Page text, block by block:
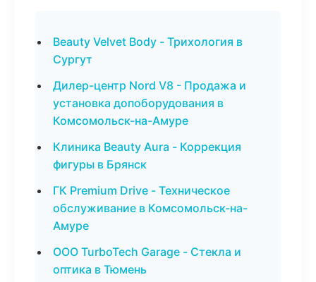
Beauty Velvet Body - Трихология в
Сургут
Дилер-центр Nord V8 - Продажа и
установка допоборудования в
Комсомольск-на-Амуре
Клиника Beauty Aura - Коррекция
фигуры в Брянск
ГК Premium Drive - Техническое
обслуживание в Комсомольск-на-
Амуре
ООО TurboTech Garage - Стекла и
оптика в Тюмень